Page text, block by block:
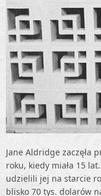
Jane Aldridge zaczęła
roku, kiedy miała 15
udzielili jej na starcie
blisko 70 tys. dolarów